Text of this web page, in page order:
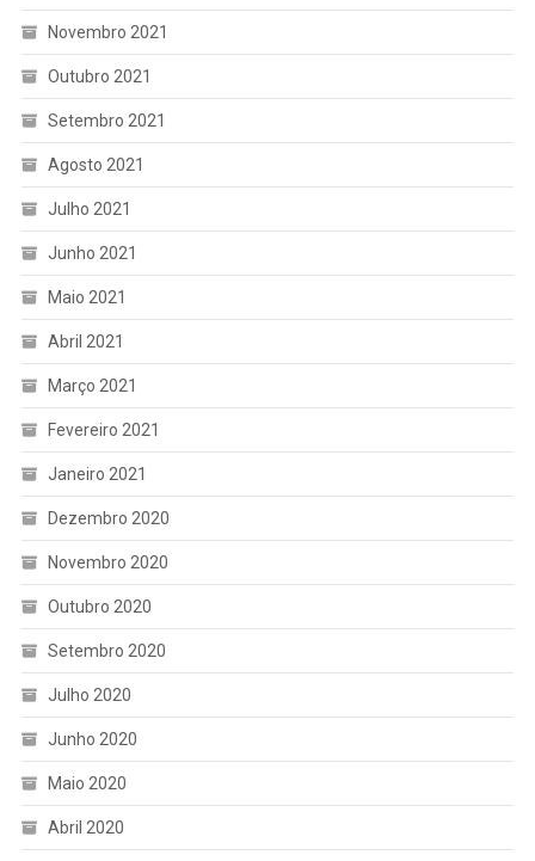
Novembro 2021
Outubro 2021
Setembro 2021
Agosto 2021
Julho 2021
Junho 2021
Maio 2021
Abril 2021
Março 2021
Fevereiro 2021
Janeiro 2021
Dezembro 2020
Novembro 2020
Outubro 2020
Setembro 2020
Julho 2020
Junho 2020
Maio 2020
Abril 2020